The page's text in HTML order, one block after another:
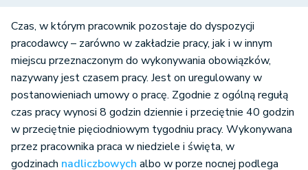
Czas, w którym pracownik pozostaje do dyspozycji
pracodawcy – zarówno w zakładzie pracy, jak i w innym
miejscu przeznaczonym do wykonywania obowiązków,
nazywany jest czasem pracy. Jest on uregulowany w
postanowieniach umowy o pracę. Zgodnie z ogólną regułą
czas pracy wynosi 8 godzin dziennie i przeciętnie 40 godzin
w przeciętnie pięciodniowym tygodniu pracy. Wykonywana
przez pracownika praca w niedziele i święta, w
godzinach nadliczbowych albo w porze nocnej podlega